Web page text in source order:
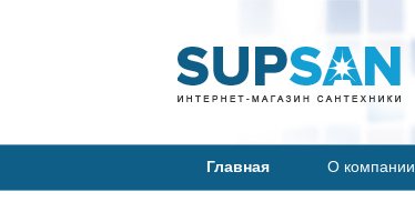
Главная О компании